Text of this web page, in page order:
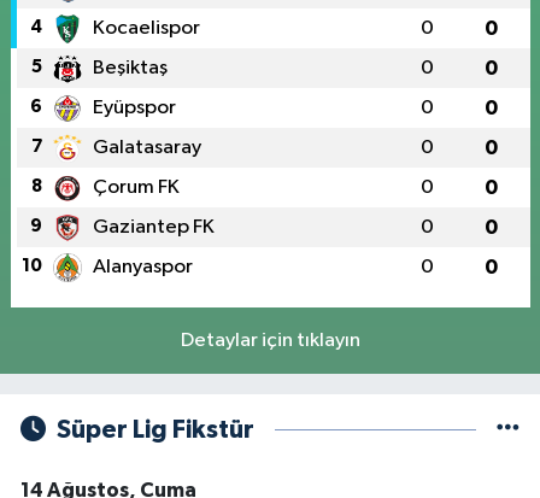
4 Kocaelispor 0 0
5 Beşiktaş 0 0
6 Eyüpspor 0 0
7 Galatasaray 0 0
8 Çorum FK 0 0
9 Gaziantep FK 0 0
10 Alanyaspor 0 0
Detaylar için tıklayın
Süper Lig Fikstür
14 Ağustos, Cuma